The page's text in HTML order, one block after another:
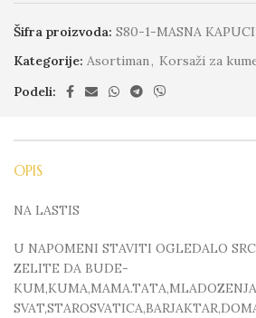
Šifra proizvoda: S80-1-MASNA
Kategorije: Asortiman, Korsaži za
Podeli:
OPIS
NA LASTIS
U NAPOMENI STAVITI OGLEDALO
ZELITE DA BUDE-